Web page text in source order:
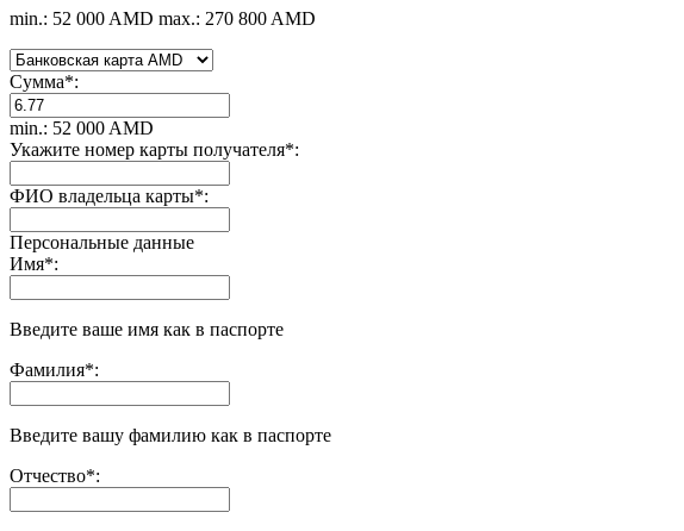
min.: 52 000 AMD max.: 270 800 AMD
Сумма*:
min.: 52 000 AMD
Укажите номер карты получателя*:
ФИО владельца карты*:
Персональные данные
Имя*:
Введите ваше имя как в паспорте
Фамилия*:
Введите вашу фамилию как в паспорте
Отчество*: